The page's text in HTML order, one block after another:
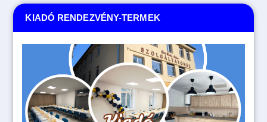
KIADÓ RENDEZVÉNY-TERMEK